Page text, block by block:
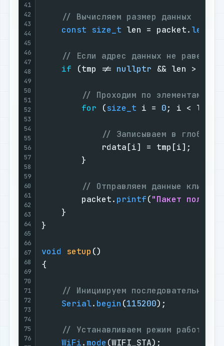
41
42
43
44
45
46
47
48
49
50
51
52
53
54
55
56
57
58
59
60
61
62
63
64
65
66
67
68
69
70
71
72
73
74
75
76
// Вычисляем размер данных
const size_t len = packet. length
// Если адрес данных не равен
if (tmp != nullptr && len >
// Проходим по элементам
for (size_t i = 0; i < len
// Записываем в
            rdata[i] = tmp[i];
        }
// Отправляем данные клиенту
        packet.
printf("Пакет
    }
}
void setup ()
{
// Инициируем последовательный
Serial. begin (115200);
// Устанавливаем режим работы в
WiFi. mode (WIFI_STA);